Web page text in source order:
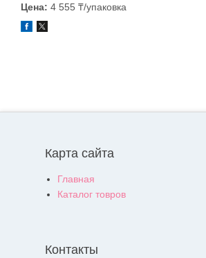
Цена: 4 555 ₸/упаковка
Карта сайта
Главная
Каталог товров
Контакты